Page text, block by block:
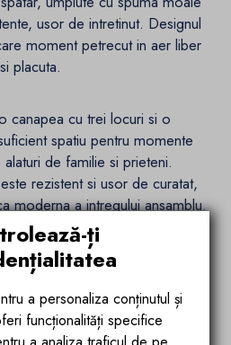
usor de intretinut. Designul
moment petrecut in aer liber
placuta.
canapea cu trei locuri si o
spatiu pentru momente
de familie si prieteni.
rezistent si usor de curatat,
moderna a intregului ansamblu.
durabilitatea si confortul,
amenajarea spatiilor
proiectata cu atentie la detalii,
si relaxare in aer liber.
ți
a personaliza conținutul și
funcționalități specifice